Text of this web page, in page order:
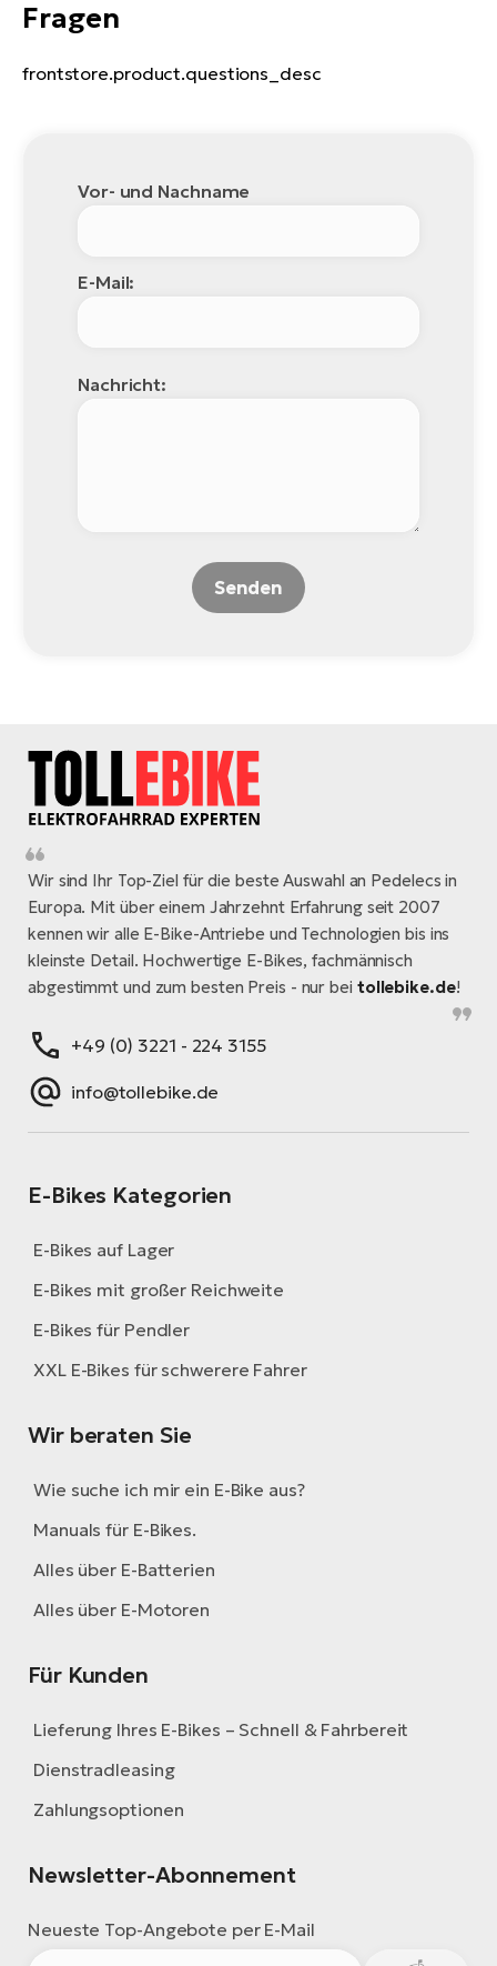
Fragen
frontstore.product.questions_desc
Vor- und Nachname
E-Mail:
Nachricht:
Senden
Wir sind Ihr Top-Ziel für die beste Auswahl an Pedelecs in
Europa. Mit über einem Jahrzehnt Erfahrung seit 2007
kennen wir alle E-Bike-Antriebe und Technologien bis ins
kleinste Detail. Hochwertige E-Bikes, fachmännisch
abgestimmt und zum besten Preis - nur bei tollebike.de!
+49 (0) 3221 - 224 3155
info@tollebike.de
E-Bikes Kategorien
E-Bikes auf Lager
E-Bikes mit großer Reichweite
E-Bikes für Pendler
XXL E-Bikes für schwerere Fahrer
Wir beraten Sie
Wie suche ich mir ein E-Bike aus?
Manuals für E-Bikes.
Alles über E-Batterien
Alles über E-Motoren
Für Kunden
Lieferung Ihres E-Bikes – Schnell & Fahrbereit
Dienstradleasing
Zahlungsoptionen
Newsletter-Abonnement
Neueste Top-Angebote per E-Mail